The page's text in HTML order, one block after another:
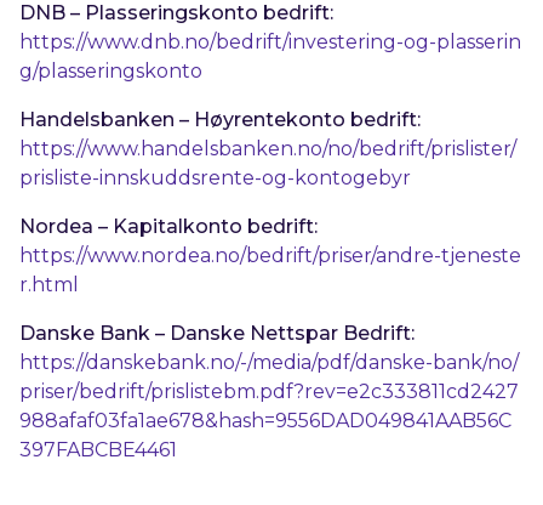
DNB – Plasseringskonto bedrift:
https://www.dnb.no/bedrift/investering-og-plasserin
g/plasseringskonto
Handelsbanken – Høyrentekonto bedrift:
https://www.handelsbanken.no/no/bedrift/prislister/
prisliste-innskuddsrente-og-kontogebyr
Nordea – Kapitalkonto bedrift:
https://www.nordea.no/bedrift/priser/andre-tjeneste
r.html
Danske Bank – Danske Nettspar Bedrift:
https://danskebank.no/-/media/pdf/danske-bank/no/
priser/bedrift/prislistebm.pdf?rev=e2c333811cd2427
988afaf03fa1ae678&hash=9556DAD049841AAB56C
397FABCBE4461